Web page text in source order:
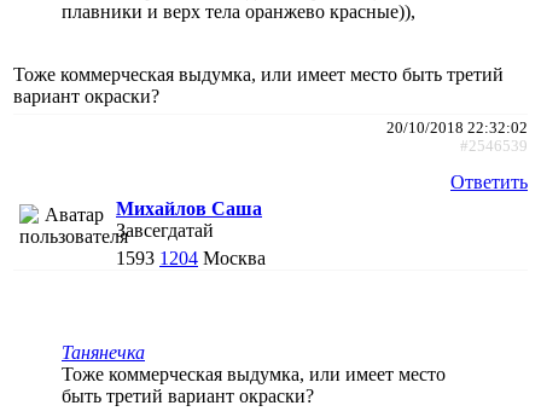
плавники и верх тела оранжево красные)),
Тоже коммерческая выдумка, или имеет место быть третий
вариант окраски?
20/10/2018 22:32:02
#2546539
Ответить
Михайлов Саша
Завсегдатай
1593 1204 Москва
Танянечка
Тоже коммерческая выдумка, или имеет место
быть третий вариант окраски?